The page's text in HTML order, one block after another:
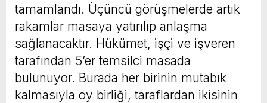
tamamlandı. Üçüncü görüşmelerde artık
rakamlar masaya yatırılıp anlaşma
sağlanacaktır. Hükümet, işçi ve işveren
tarafından 5’er temsilci masada
bulunuyor. Burada her birinin mutabık
kalmasıyla oy birliği, taraflardan ikisinin